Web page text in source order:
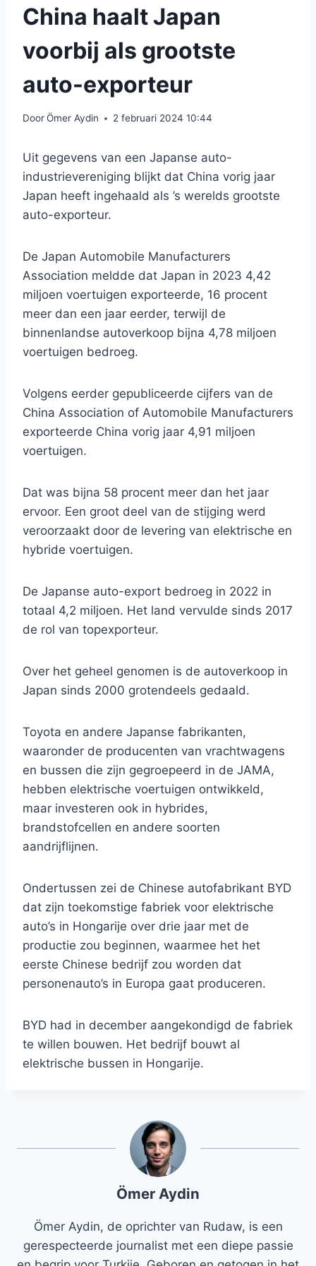
China haalt Japan
voorbij als grootste
auto-exporteur
DoorÖmer Aydin 2 februari 2024 10:44
Uit gegevens van een Japanse auto-
industrievereniging blijkt dat China vorig jaar
Japan heeft ingehaald als ’s werelds grootste
auto-exporteur.
De Japan Automobile Manufacturers
Association meldde dat Japan in 2023 4,42
miljoen voertuigen exporteerde, 16 procent
meer dan een jaar eerder, terwijl de
binnenlandse autoverkoop bijna 4,78 miljoen
voertuigen bedroeg.
Volgens eerder gepubliceerde cijfers van de
China Association of Automobile Manufacturers
exporteerde China vorig jaar 4,91 miljoen
voertuigen.
Dat was bijna 58 procent meer dan het jaar
ervoor. Een groot deel van de stijging werd
veroorzaakt door de levering van elektrische en
hybride voertuigen.
De Japanse auto-export bedroeg in 2022 in
totaal 4,2 miljoen. Het land vervulde sinds 2017
de rol van topexporteur.
Over het geheel genomen is de autoverkoop in
Japan sinds 2000 grotendeels gedaald.
Toyota en andere Japanse fabrikanten,
waaronder de producenten van vrachtwagens
en bussen die zijn gegroepeerd in de JAMA,
hebben elektrische voertuigen ontwikkeld,
maar investeren ook in hybrides,
brandstofcellen en andere soorten
aandrijflijnen.
Ondertussen zei de Chinese autofabrikant BYD
dat zijn toekomstige fabriek voor elektrische
auto’s in Hongarije over drie jaar met de
productie zou beginnen, waarmee het het
eerste Chinese bedrijf zou worden dat
personenauto’s in Europa gaat produceren.
BYD had in december aangekondigd de fabriek
te willen bouwen. Het bedrijf bouwt al
elektrische bussen in Hongarije.
Ömer Aydin
Ömer Aydin, de oprichter van Rudaw, is een
gerespecteerde journalist met een diepe passie